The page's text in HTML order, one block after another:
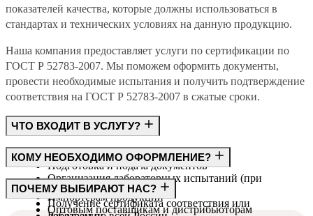
показателей качества, которые должны использоваться в
стандартах и технических условиях на данную продукцию.
Наша компания предоставляет услуги по сертификации по
ГОСТ Р 52783-2007. Мы поможем оформить документы,
провести необходимые испытания и получить подтверждение
соответствия на ГОСТ Р 52783-2007 в сжатые сроки.
ЧТО ВХОДИТ В УСЛУГУ?
Консультация по требованиям ГОСТ
Подготовка и подача документов
Организация лабораторных испытаний (при
необходимости)
Получение сертификата соответствия или
КОМУ НЕОБХОДИМО ОФОРМЛЕНИЕ?
Производителям
Импортёрам продукции
Оптовым поставщикам и дистрибьюторам
ПОЧЕМУ ВЫБИРАЮТ НАС?